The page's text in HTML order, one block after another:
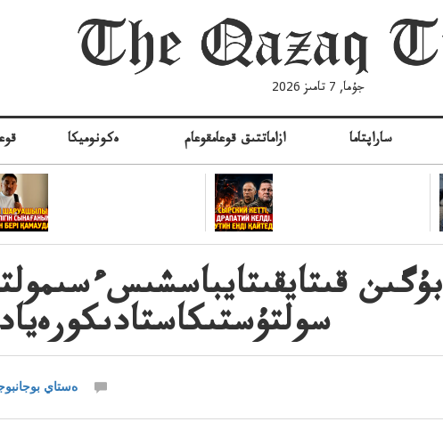
جۇما, 7 تامىز 2026
ەكونوميكا ازاماتتىق قوعامقوعام ساراپتاما
بۇگىن
ەستاي